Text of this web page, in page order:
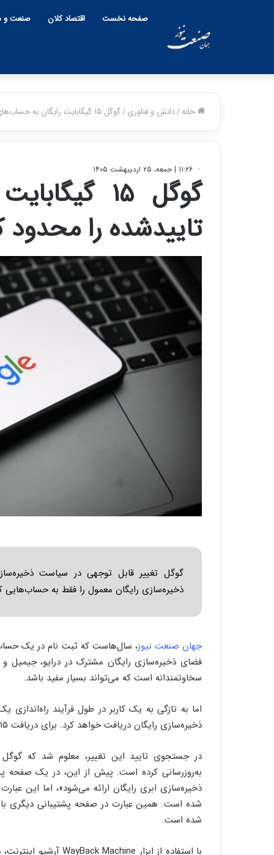
صفحه نخست اقتصاد کلان صنعت و
خانه/دانش و فناوری/گوگل ۱۵ گیگابایت رایگان به حساب‌های تاییدشده را محدود کرد
۱۱:۲۶ | جمعه، ۲۵ اردیبهشت ۱۴۰۵
گوگل ۱۵
تاییدشده را محدود
ذخیره‌سازی رایگان معمول را فقط به حساب‌هایی
جهان صنعت نیوز
فضای ذخیره‌سازی رایگان مشترک در درایو، جیمیل
سخاوتمندانه است که می‌تواند بسیار مفید باشد.
ذخیره‌سازی رایگان دریافت خواهد کرد. برای دریافت ۱۵ گیگابایت، کاربر باید یک شماره تلفن را به حساب متصل کند.
شده است. همین عبارت در صفحه پشتیبانی دیگری
شده است.